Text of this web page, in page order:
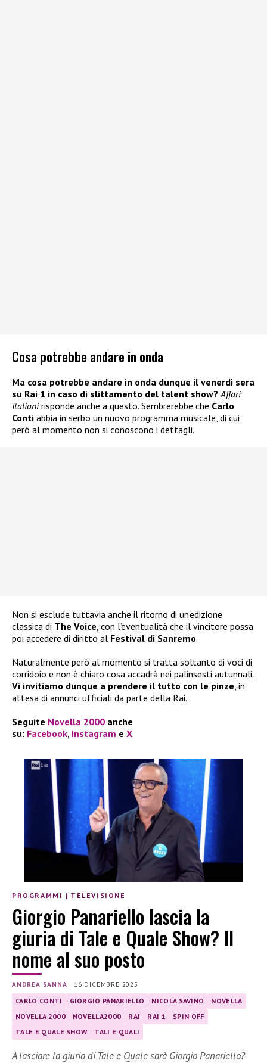
Cosa potrebbe andare in onda
Ma cosa potrebbe andare in onda dunque il venerdì sera
su Rai 1 in caso di slittamento del talent show? Affari
Italianirisponde anche a questo. Sembrerebbe che Carlo
Conti abbia in serbo un nuovo programma musicale, di cui
però al momento non si conoscono i dettagli.
Non si esclude tuttavia anche il ritorno di un’edizione
classica di The Voice , con l’eventualità che il vincitore possa
poi accedere di diritto al Festival di Sanremo.
Naturalmente però al momento si tratta soltanto di voci di
corridoio e non è chiaro cosa accadrà nei palinsesti autunnali.
Vi invitiamo dunque a prendere il tutto con le pinze , in
attesa di annunci ufficiali da parte della Rai.
Seguite Novella 2000 anche
su: Facebook, Instagram e X.
PROGRAMMI | TELEVISIONE
Giorgio Panariello lascia la
giuria di Tale e Quale Show? Il
nome al suo posto
ANDREA SANNA | 16 DICEMBRE 2025
CARLO CONTI GIORGIO PANARIELLO NICOLA SAVINO
NOVELLA
NOVELLA 2000
NOVELLA2000 RAI RAI 1
SPIN OFF
TALE E QUALE SHOW
TALI E QUALI
A lasciare la giuria di Tale e Quale sarà Giorgio Panariello?